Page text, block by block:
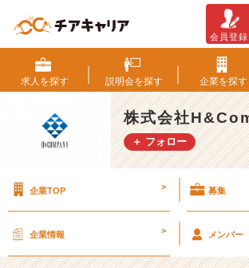
式
会
社
H
&
C
a
の
会員登録
求人を探す 説明会を探す 企業を探す
株式会社
＋ フォロー
企業TOP > 募集
企業情報 > メンバー